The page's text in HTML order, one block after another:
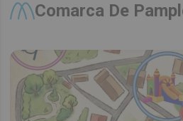
Comarca De